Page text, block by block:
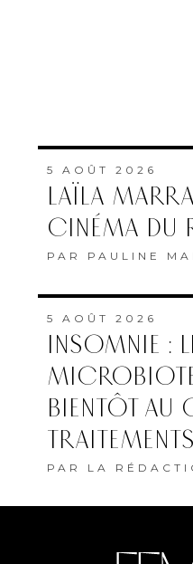
5 AOÛT 2026
LAÏLA
CINÉMA DU
PAR PAULINE
5 AOÛT 2026
INSOMNIE :
BIENTÔT AU
PAR LA